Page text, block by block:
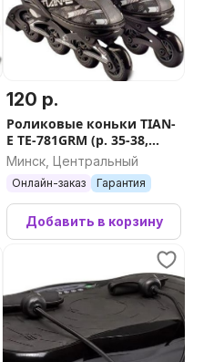
120 р.
Роликовые коньки TIAN-
E TE-781GRM (р. 35-38,
серый)
Минск, Центральный
Онлайн-заказ Гарантия
Добавить в корзину